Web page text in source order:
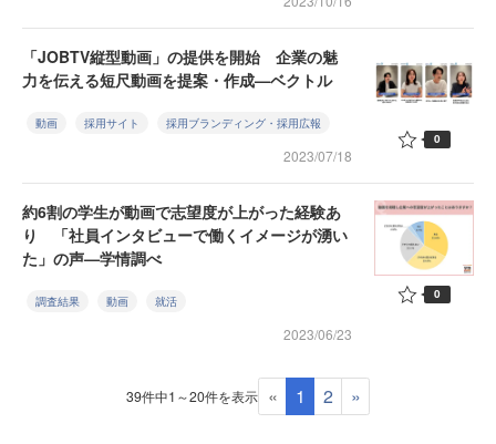
「JOBTV縦型動画」の提供を開始 企業の魅
力を伝える短尺動画を提案・作成—ベクトル
動画 採用サイト 採用ブランディング・採用広報
2023/07/18
0
約6割の学生が動画で志望度が上がった経験あ
り 「社員インタビューで働くイメージが湧い
た」の声—学情調べ
調査結果 動画 就活
2023/06/23
0
39件中1～20件を表示 « 1 2 »